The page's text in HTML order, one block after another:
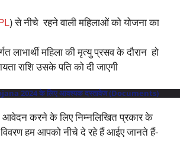
) से नीचे रहने वाली महिलाओं को योजना का
लाभार्थी महिला की मृत्यु प्रसव के दौरान हो
राशि उसके पति को दी जाएगी
2024 के लिए आवश्यक दस्तावेज (Documents)
आवेदन करने के लिए निम्नलिखित प्रकार के
हम आपको नीचे दे रहे हैं आईए जानते हैं-